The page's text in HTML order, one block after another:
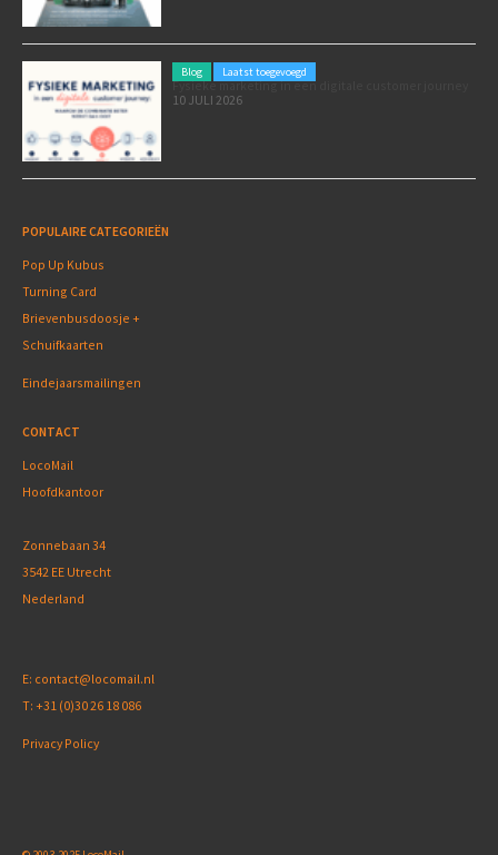
Blog Laatst toegevoegd
Fysieke marketing in een digitale customer journey
10 JULI 2026
POPULAIRE CATEGORIEËN
Pop Up Kubus
Turning Card
Brievenbusdoosje +
Schuifkaarten
Eindejaarsmailingen
CONTACT
LocoMail
Hoofdkantoor
Zonnebaan 34
3542 EE Utrecht
Nederland
E: contact@locomail.nl
T: +31 (0)30 26 18 086
Privacy Policy